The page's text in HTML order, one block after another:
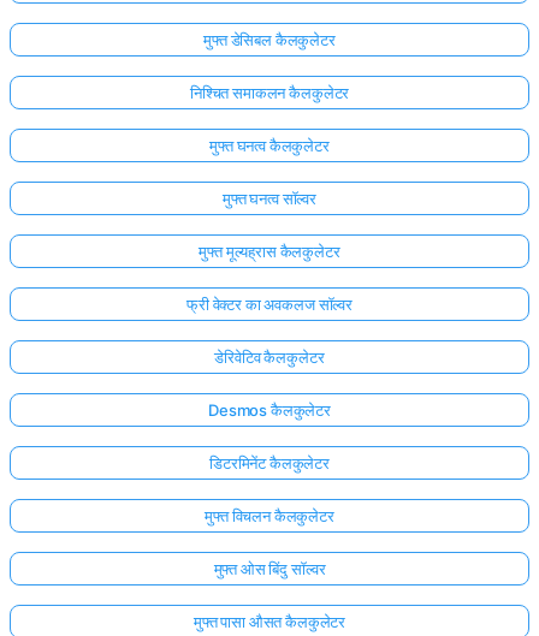
मुफ्त डेसिबल कैलकुलेटर
निश्चित समाकलन कैलकुलेटर
मुफ्त घनत्व कैलकुलेटर
मुफ्त घनत्व सॉल्वर
मुफ्त मूल्यह्रास कैलकुलेटर
फ्री वेक्टर का अवकलज सॉल्वर
डेरिवेटिव कैलकुलेटर
Desmos कैलकुलेटर
डिटरमिनेंट कैलकुलेटर
मुफ्त विचलन कैलकुलेटर
मुफ्त ओस बिंदु सॉल्वर
मुफ्त पासा औसत कैलकुलेटर